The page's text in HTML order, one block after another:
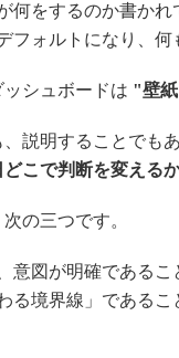
何をするのか書かれ
フォルトになり、何
シュボードは "壁
説明することでも
こで判断を変える
の三つです。
意図が明確であるこ
る境界線」であるこ